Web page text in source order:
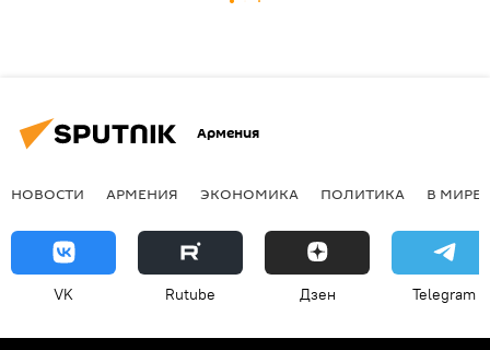
Армения
НОВОСТИ АРМЕНИЯ ЭКОНОМИКА ПОЛИТИКА В МИРЕ
VK Rutube Дзен Telegram